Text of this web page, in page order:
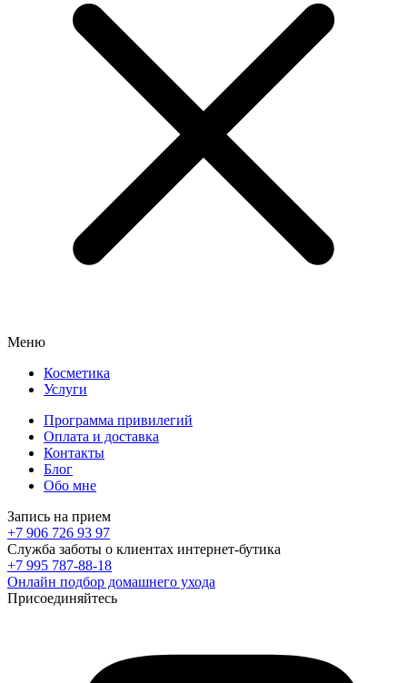
Меню
Косметика
Услуги
Программа привилегий
Оплата и доставка
Контакты
Блог
Обо мне
Запись на прием
+7 906 726 93 97
Служба заботы о клиентах интернет-бутика
+7 995 787-88-18
Онлайн подбор домашнего ухода
Присоединяйтесь